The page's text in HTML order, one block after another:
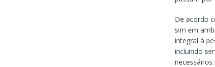
De acordo
sim em
integral à
incluindo
necessários.